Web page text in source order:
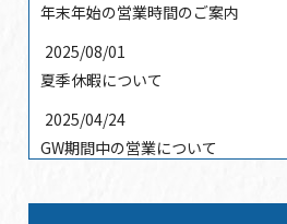
年末年始の営業時間のご案内
2025/08/01
夏季休暇について
2025/04/24
GW期間中の営業について